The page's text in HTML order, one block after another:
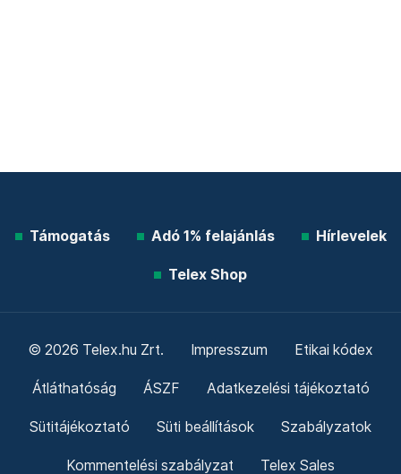
Támogatás Adó 1% felajánlás Hírlevelek
Telex Shop
© 2026 Telex.hu Zrt. Impresszum Etikai kódex
Átláthatóság ÁSZF Adatkezelési tájékoztató
Sütitájékoztató Süti beállítások Szabályzatok
Kommentelési szabályzat Telex Sales